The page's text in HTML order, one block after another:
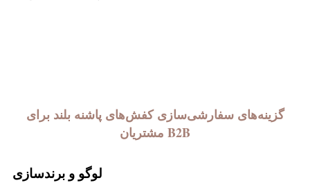
گزینه‌های سفارشی‌سازی کفش‌های پاشنه بلند برای
مشتریان B2B
لوگو و برندسازی